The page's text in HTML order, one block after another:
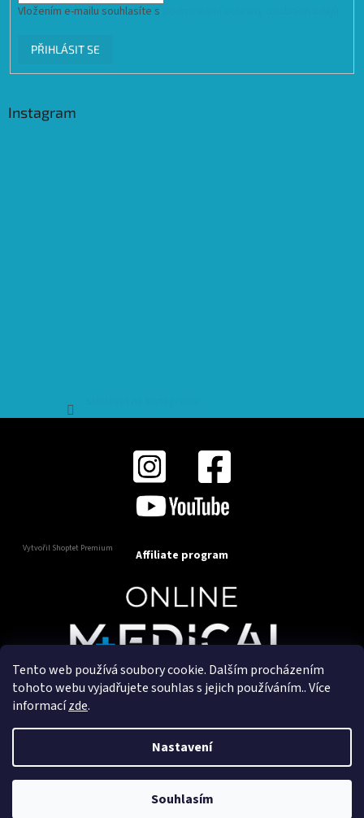
Tento web používá soubory cookie. Dalším procházením
tohoto webu vyjadřujete souhlas s jejich používáním.. Více
informacízde.
Nastavení
Souhlasím
Vložením e-mailu souhlasíte s
PŘIHLÁSIT SE
Instagram
Vytvořil Shoptet Premium Affiliate program
Copyright 2025OnlineMedical.cz. Všechna práva
Vytvořil a marketingově zajišťuje